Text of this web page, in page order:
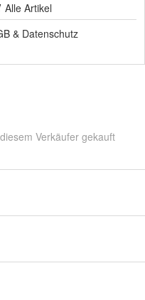
Alle Artikel
& Datenschutz
Verkäufer gekauft